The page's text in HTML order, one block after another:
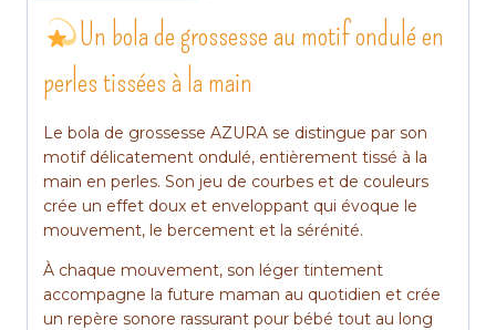
Un bola de grossesse au motif ondulé en
perles tissées à la main
Le bola de grossesse AZURA se distingue par son
motif délicatement ondulé, entièrement tissé à la
main en perles. Son jeu de courbes et de couleurs
crée un effet doux et enveloppant qui évoque le
mouvement, le bercement et la sérénité.
À chaque mouvement, son léger tintement
accompagne la future maman au quotidien et crée
un repère sonore rassurant pour bébé tout au long